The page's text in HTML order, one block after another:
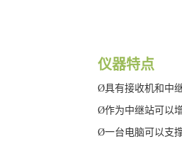
仪器特点
Ø具有接收机和中
Ø作为中继站可以
Ø一台电脑可以支